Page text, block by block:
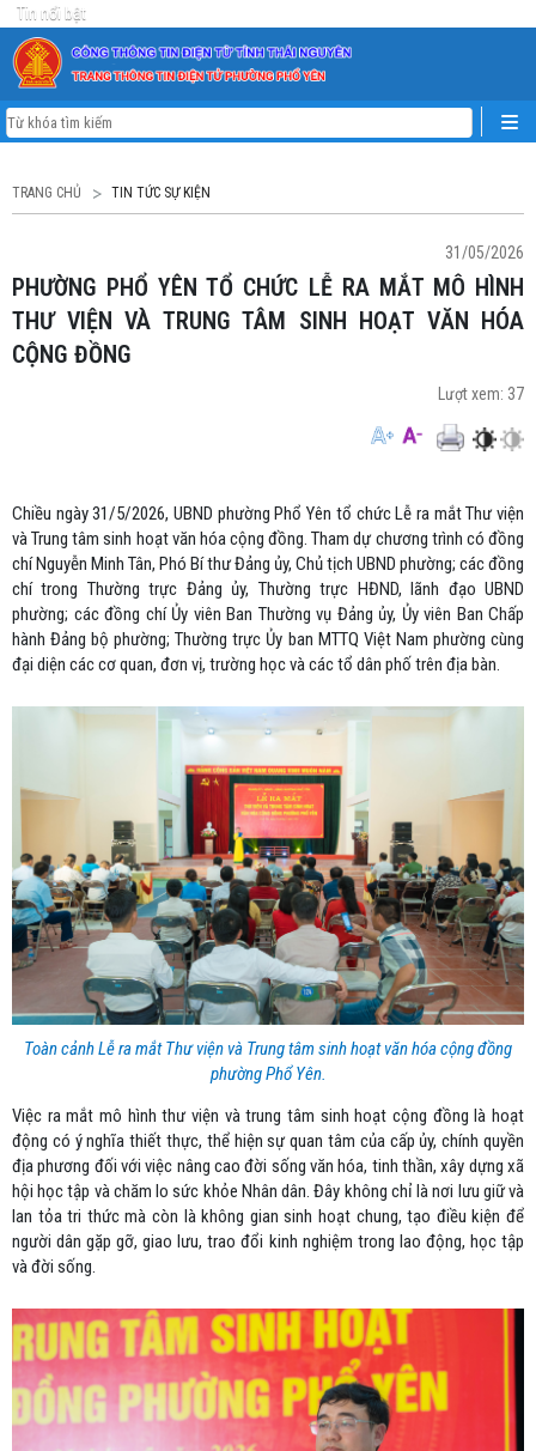
Tin nổi bật
TRANG CHỦ TIN TỨC SỰ KIỆN
31/05/2026
PHƯỜNG PHỔ YÊN TỔ CHỨC LỄ RA MẮT MÔ HÌNH
THƯ VIỆN VÀ TRUNG TÂM SINH HOẠT VĂN HÓA
CỘNG ĐỒNG
Lượt xem: 37
Chiều ngày 31/5/2026, UBND phường Phổ Yên tổ chức Lễ ra mắt Thư viện
và Trung tâm sinh hoạt văn hóa cộng đồng. Tham dự chương trình có đồng
chí Nguyễn Minh Tân, Phó Bí thư Đảng ủy, Chủ tịch UBND phường; các đồng
chí trong Thường trực Đảng ủy, Thường trực HĐND, lãnh đạo UBND
phường; các đồng chí Ủy viên Ban Thường vụ Đảng ủy, Ủy viên Ban Chấp
hành Đảng bộ phường; Thường trực Ủy ban MTTQ Việt Nam phường cùng
đại diện các cơ quan, đơn vị, trường học và các tổ dân phố trên địa bàn.
Toàn cảnh Lễ ra mắt Thư viện và Trung tâm sinh hoạt văn hóa cộng đồng
phường Phổ Yên.
Việc ra mắt mô hình thư viện và trung tâm sinh hoạt cộng đồng là hoạt
động có ý nghĩa thiết thực, thể hiện sự quan tâm của cấp ủy, chính quyền
địa phương đối với việc nâng cao đời sống văn hóa, tinh thần, xây dựng xã
hội học tập và chăm lo sức khỏe Nhân dân. Đây không chỉ là nơi lưu giữ và
lan tỏa tri thức mà còn là không gian sinh hoạt chung, tạo điều kiện để
người dân gặp gỡ, giao lưu, trao đổi kinh nghiệm trong lao động, học tập
và đời sống.